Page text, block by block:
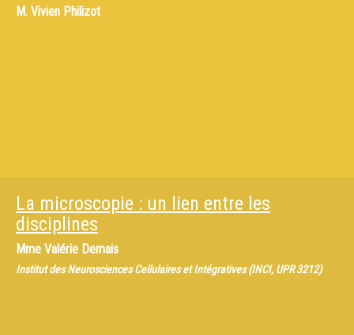
M. Vivien Philizot
La microscopie : un lien entre les
disciplines
Mme Valérie Demais
Institut des Neurosciences Cellulaires et Intégratives (INCI, UPR 3212)